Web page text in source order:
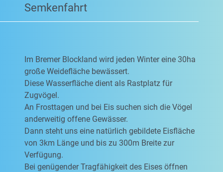
Semkenfahrt
Im Bremer Blockland wird jeden Winter eine 30ha
große Weidefläche bewässert.
Diese Wasserfläche dient als Rastplatz für
Zugvögel.
An Frosttagen und bei Eis suchen sich die Vögel
anderweitig offene Gewässer.
Dann steht uns eine natürlich gebildete Eisfläche
von 3km Länge und bis zu 300m Breite zur
Verfügung.
Bei genügender Tragfähigkeit des Eises öffnen